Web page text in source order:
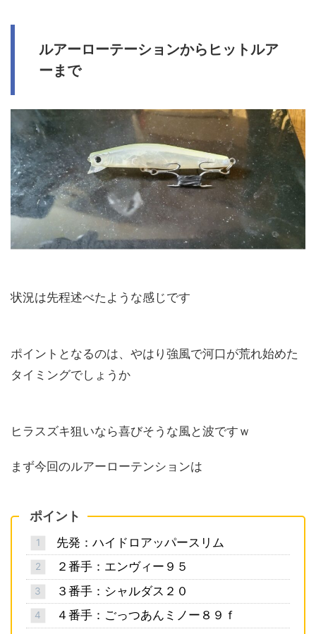
ルアーローテーションからヒットルア
ーまで
状況は先程述べたような感じです
ポイントとなるのは、やはり強風で河口が荒れ始めた
タイミングでしょうか
ヒラスズキ狙いなら喜びそうな風と波ですｗ
まず今回のルアーローテンションは
ポイント
先発：ハイドロアッパースリム
２番手：エンヴィー９５
３番手：シャルダス２０
４番手：ごっつあんミノー８９ｆ